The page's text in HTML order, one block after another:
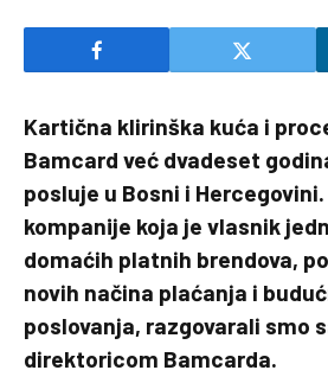
Kartična klirinška kuća i
Bamcard već dvadeset
posluje u Bosni i Hercegovini.
kompanije koja je vlasnik
domaćih platnih brendova,
novih načina plaćanja i
poslovanja, razgovarali smo
direktoricom Bamcarda.